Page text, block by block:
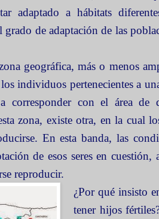
adaptado a hábitats
de adaptación de las
geográfica, más o menos
individuos pertenecientes a
corresponder con el área de
zona, existe otra, en la cual
En esta banda, las
de esos seres en
reproducir.
¿Por qué insisto
tener hijos